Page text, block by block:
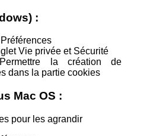
:
Vie privée et Sécurité
la création de
dans la partie cookies
Mac OS :
pour les agrandir